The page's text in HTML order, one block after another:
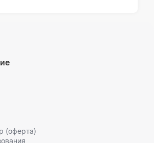
(оферта)